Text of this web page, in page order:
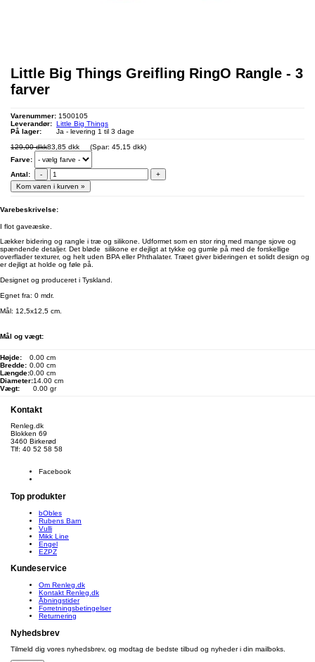
Little Big Things Greifling RingO Rangle - 3
farver
Varenummer: 1500105
Leverandør: Little Big Things
På lager:
Ja - levering 1 til 3 dage
129,00 dkk83,85 dkk (Spar: 45,15 dkk)
Farve:
Antal:
-
+
Kom varen i kurven »
Varebeskrivelse:
I flot gaveæske.
Lækker bidering og rangle i træ og silikone. Udformet som en stor ring med mange sjove og
spændende detaljer. Det bløde silikone er dejligt at tykke og gumle på med de forskellige
overflader texturer, og helt uden BPA eller Phthalater. Træet giver bideringen et solidt design og
er dejligt at holde og føle på.
Designet og produceret i Tyskland.
Egnet fra: 0 mdr.
Mål: 12,5x12,5 cm.
Mål og vægt:
Højde:
0.00 cm
Bredde: 0.00 cm
Længde:0.00 cm
Diameter:14.00 cm
Vægt:
0.00 gr
Kontakt
Renleg.dk
Blokken 69
3460 Birkerød
Tlf: 40 52 58 58
Facebook
Top produkter
bObles
Rubens Barn
Vulli
Mikk Line
Engel
EZPZ
Kundeservice
Om Renleg.dk
Kontakt Renleg.dk
Åbningstider
Forretningsbetingelser
Returnering
Nyhedsbrev
Tilmeld dig vores nyhedsbrev, og modtag de bedste tilbud og nyheder i din mailboks.